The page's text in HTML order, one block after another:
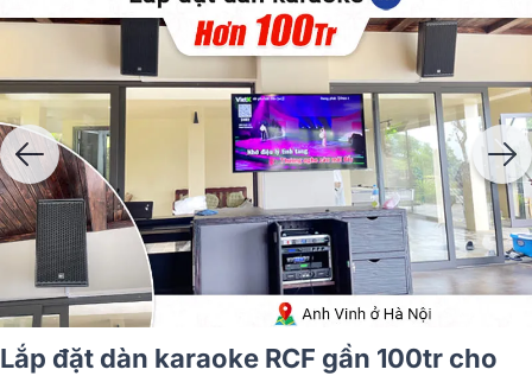
Lắp đặt dàn karaoke RCF gần 100tr cho